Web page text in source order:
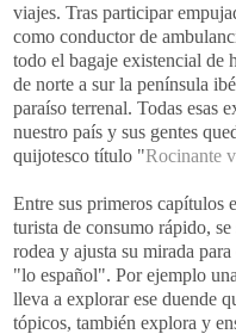
viajes. Tras participar
como conductor de
todo el bagaje existencial de
de norte a sur la península
paraíso terrenal. Todas esas
nuestro país y sus gentes
quijotesco título "Rocinante
Entre sus primeros capítulos
turista de consumo rápido,
rodea y ajusta su mirada
"lo español". Por ejemplo
lleva a explorar ese duende
tópicos, también explora y